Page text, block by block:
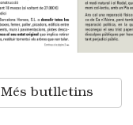
Més butlletins